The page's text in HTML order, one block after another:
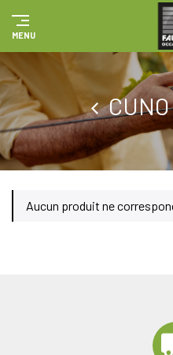
MENU
Aucun produit ne
Panneau de gestion des cookies